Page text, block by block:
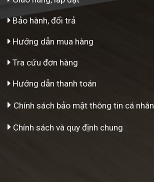
Bảo hành, đổi trả
Hướng dẫn mua hàng
Tra cứu đơn hàng
Hướng dẫn thanh toán
Chính sách bảo mật thông tin cá nhân
Chính sách và quy định chung